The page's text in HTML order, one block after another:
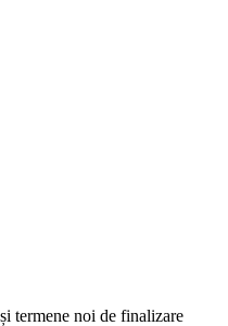
termene noi de finalizare